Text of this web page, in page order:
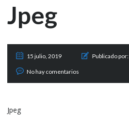
Jpeg
15 julio, 2019 Publicado por:
No hay comentarios
Jpeg